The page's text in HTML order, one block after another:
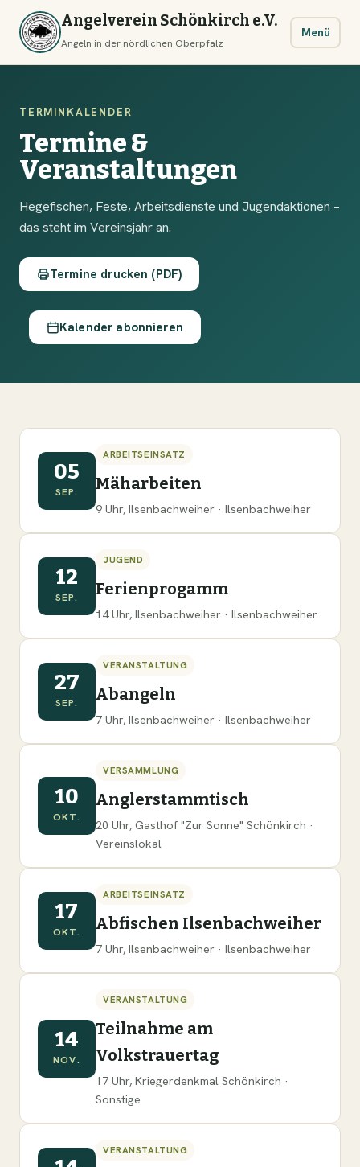
Angelverein Schönkirch e.V.
Angeln in der nördlichen Oberpfalz
Menü
TERMINKALENDER
Termine &
Veranstaltungen
Hegefischen, Feste, Arbeitsdienste und Jugendaktionen –
das steht im Vereinsjahr an.
Termine drucken (PDF)
Kalender abonnieren
05
SEP.
ARBEITSEINSATZ
Mäharbeiten
9 Uhr, Ilsenbachweiher · Ilsenbachweiher
12
SEP.
JUGEND
Ferienprogamm
14 Uhr, Ilsenbachweiher · Ilsenbachweiher
27
SEP.
VERANSTALTUNG
Abangeln
7 Uhr, Ilsenbachweiher · Ilsenbachweiher
10
OKT.
VERSAMMLUNG
Anglerstammtisch
20 Uhr, Gasthof "Zur Sonne" Schönkirch ·
Vereinslokal
17
OKT.
ARBEITSEINSATZ
Abfischen Ilsenbachweiher
7 Uhr, Ilsenbachweiher · Ilsenbachweiher
14
NOV.
VERANSTALTUNG
Teilnahme am
Volkstrauertag
17 Uhr, Kriegerdenkmal Schönkirch ·
Sonstige
VERANSTALTUNG